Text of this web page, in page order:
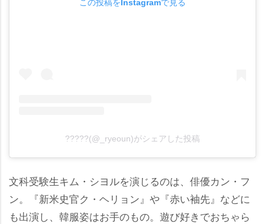
この投稿をInstagramで見る
?????(@_ryeoun)がシェアした投稿
文科受験生キム・シヨルを演じるのは、俳優カン・フ
ン。『新米史官ク・ヘリョン』や『赤い袖先』などに
も出演し、韓服姿はお手のもの。遊び好きでおちゃら